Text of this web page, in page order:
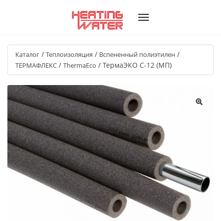
Каталог / Теплоизоляция / Вспененный полиэтилен /
ТЕРМАФЛЕКС / ThermaEco / ТермаЭКО C-12 (МП)